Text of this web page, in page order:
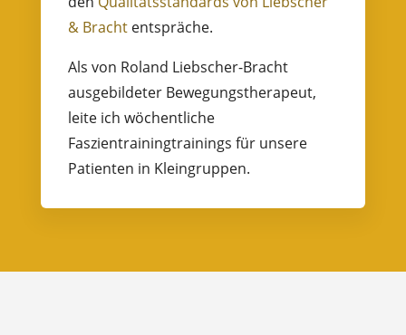
& Brachtentspräche.
Als von Roland Liebscher-Bracht
ausgebildeter Bewegungstherapeut,
leite ich wöchentliche
Faszientrainingtrainings für unsere
Patienten in Kleingruppen.